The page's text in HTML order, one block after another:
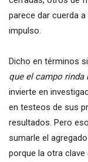
parece dar cuerda
impulso.
Dicho en términos
que el campo rinda
invierte en
en testeos de sus
resultados. Pero
sumarle el
porque la otra